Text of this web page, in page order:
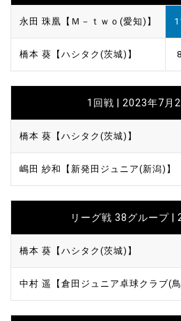
永田 珠凰【Ｍ－ｔｗｏ(愛知)】
橋本 葵【ハシタク(茨城)】 8
1回戦 | 2023年7月
橋本 葵【ハシタク(茨城)】
嶋田 紗和【新発田ジュニア(新潟)】
リーグ戦 38グループ |
橋本 葵【ハシタク(茨城)】
中村 遥【倉田ジュニア卓球クラブ(鳥